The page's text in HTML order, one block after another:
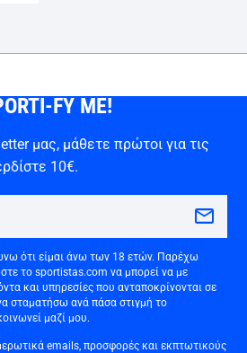
FY ME!
μας, μάθετε πρώτοι για τις
10€.
ότι είμαι άνω των 18 ετών. Παρέχω
το sportistas.com να μπορεί να με
και υπηρεσίες που ανταποκρίνονται σε
σταματήσω ανά πάσα στιγμή το
μαζί μου.
emails, προσφορές και εκπτωτικούς